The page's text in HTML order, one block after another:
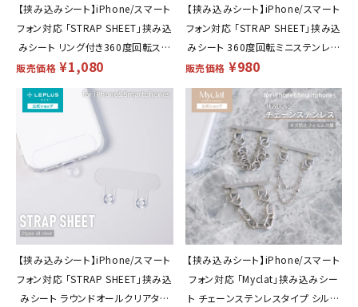
【挟み込みシート】iPhone/スマート
フォン対応 「STRAP SHEET」挟み込
みシート リング付き360度回転ステ
ンレスタイプ
販売価格 ¥1,080
【挟み込みシート】iPhone/スマート
フォン対応 「STRAP SHEET」挟み込
みシート 360度回転ミニステンレス
タイプ
販売価格 ¥980
【挟み込みシート】iPhone/スマート
フォン対応 「STRAP SHEET」挟み込
みシート ラウンドオールクリアタイ
【挟み込みシート】iPhone/スマート
フォン対応 「Myclat」挟み込みシー
ト チェーンステンレスタイプ シルバ